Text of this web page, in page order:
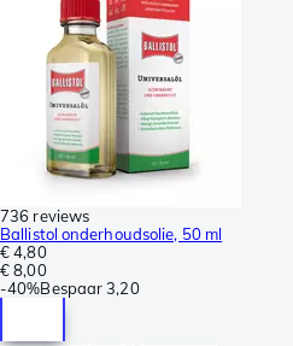
736 reviews
Ballistol onderhoudsolie, 50 ml
€ 4,80
€ 8,00
-40%Bespaar 3,20